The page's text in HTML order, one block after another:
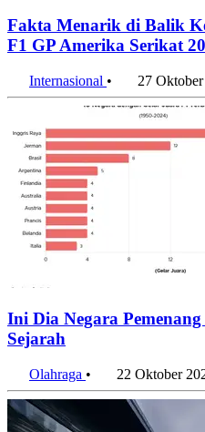
Fakta Menarik di Balik
F1 GP Amerika Serikat
Internasional • 27
Ini Dia Negara
Sejarah
Olahraga • 22 Oktober